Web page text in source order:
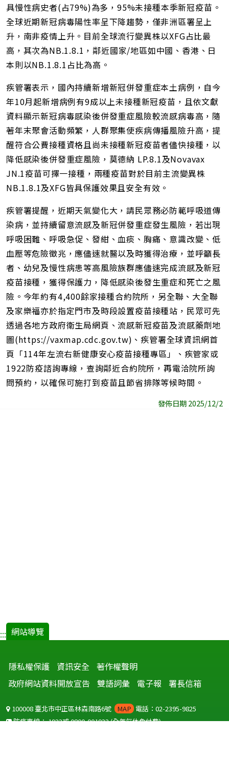
具慢性病史者(占79%)為多，95%未接種本季新冠疫苗。
全球近期新冠病毒陽性率呈下降趨勢，僅非洲區署呈上
升，南非疫情上升。目前全球流行變異株以XFG占比最
高，其次為NB.1.8.1，鄰近國家/地區如中國、香港、日
本則以NB.1.8.1占比為高。
疾管署表示，國內持續新增新冠併發重症本土病例，自今
年10月起新增病例有9成以上未接種新冠疫苗，且依文獻
資料顯示新冠病毒感染後併發重症風險較流感病毒高，隨
著年末聚會活動頻繁，人群聚集使疾病傳播風險升高，提
醒符合公費接種資格且尚未接種新冠疫苗者儘快接種，以
降低感染後併發重症風險，莫德納 LP.8.1及Novavax
JN.1疫苗可擇一接種，兩種疫苗對於目前主流變異株
NB.1.8.1及XFG皆具保護效果且安全有效。
疾管署提醒，近期天氣變化大，請民眾務必防範呼吸道傳
染病，並持續留意流感及新冠併發重症發生風險，若出現
呼吸困難、呼吸急促、發紺、血痰、胸痛、意識改變、低
血壓等危險徵兆，應儘速就醫以及時獲得治療，並呼籲長
者、幼兒及慢性病患等高風險族群應儘速完成流感及新冠
疫苗接種，獲得保護力，降低感染後發生重症和死亡之風
險。今年約有4,400餘家接種合約院所，另全聯、大全聯
及家樂福亦於指定門市及時段設置疫苗接種站，民眾可先
透過各地方政府衛生局網頁、流感新冠疫苗及流感藥劑地
圖(https://vaxmap.cdc.gov.tw)、疾管署全球資訊網首
頁「114年左流右新健康安心疫苗接種專區」、疾管家或
1922防疫諮詢專線，查詢鄰近合約院所，再電洽院所詢
問預約，以確保可施打到疫苗且節省排隊等候時間。
發佈日期 2025/12/2
::: 網站導覽
隱私權保護 資訊安全 著作權聲明
政府網站資料開放宣告
雙語詞彙 電子報 署長信箱
100008 臺北市中正區林森南路6號 MAP 電話：02-2395-9825
防疫專線：1922或0800-001922(全年無休免付費)